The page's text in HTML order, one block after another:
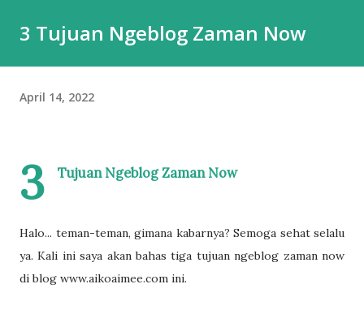
3 Tujuan Ngeblog Zaman Now
April 14, 2022
3 Tujuan Ngeblog Zaman Now
Halo... teman-teman, gimana kabarnya? Semoga sehat selalu
ya. Kali ini saya akan bahas tiga tujuan ngeblog zaman now
di blog www.aikoaimee.com ini.